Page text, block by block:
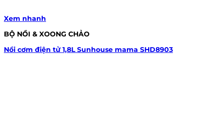
Xem nhanh
BỘ NỒI & XOONG CHẢO
Nồi cơm điện tử 1,8L Sunhouse mama SHD8903